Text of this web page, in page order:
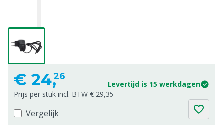
€ 24,26
Levertijd is 15 werkdagen
Prijs per stuk incl. BTW € 29,35
Vergelijk